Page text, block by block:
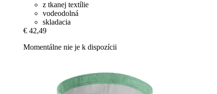
z tkanej textílie
vodeodolná
skladacia
€ 42,49
Momentálne nie je k dispozícii